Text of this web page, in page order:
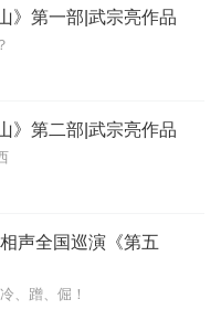
》第一部|武宗亮作品
》第二部|武宗亮作品
声全国巡演《第五
、蹭、倔！